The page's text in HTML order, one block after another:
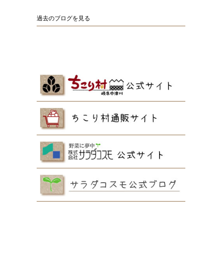
過去のブログを見る